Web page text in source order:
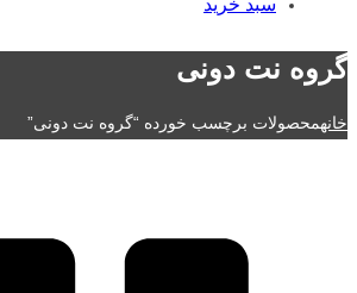
سبد خرید
گروه نت دونی
خانهمحصولات برچسب خورده “گروه نت دونی”